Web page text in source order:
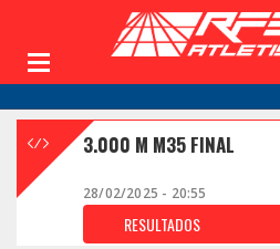
3.000 M M35 FINAL
28/02/2025 - 20:55
RESULTADOS